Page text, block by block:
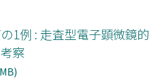
was confirmed when
was increased. Fistulas closed
drainage in 55 and 33 days
1例 : 走査型電子顕微鏡的
察